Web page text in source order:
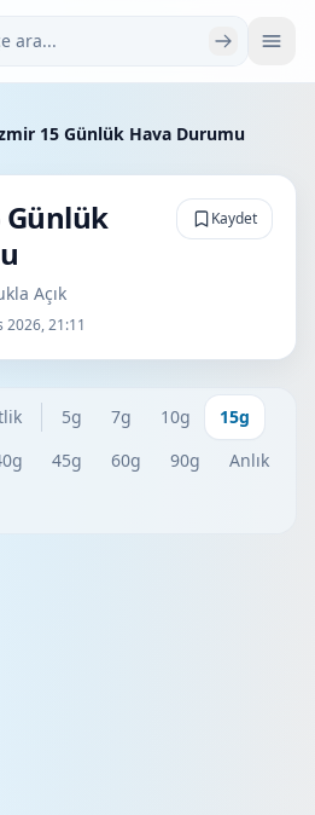
15 Günlük Hava Durumu
Günlük
Açık
2026, 21:11
Kaydet
5g 7g 10g
15g
45g 60g 90g
Anlık